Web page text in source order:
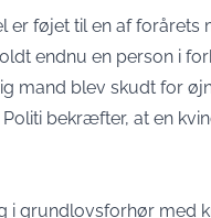
er føjet til en af
endnu en person i
mand blev skudt for
bekræfter, at en
i grundlovsforhør